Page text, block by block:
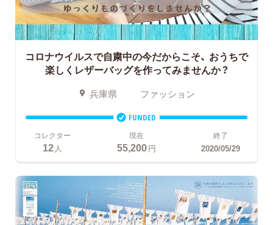
コロナウイルスで自粛中の今だからこそ、 おうちで
楽しくレザーバッグを作ってみませんか？
兵庫県 ファッション
FUNDED
コレクター
12人
現在
55,200円
終了
2020/05/29